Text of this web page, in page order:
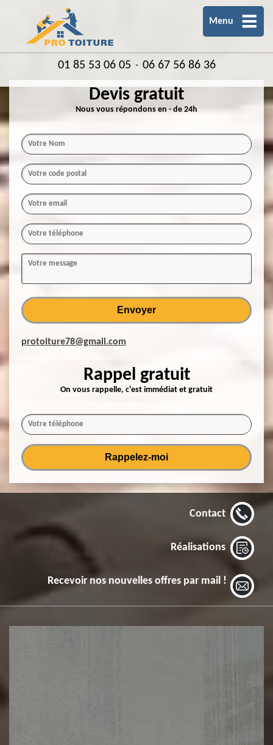
Menu
01 85 53 06 05 - 06 67 56 86 36
Devis gratuit
Nous vous répondons en - de 24h
protoiture78@gmail.com
Rappel gratuit
On vous rappelle, c'est immédiat et gratuit
Contact
Réalisations
Recevoir nos nouvelles offres par mail !